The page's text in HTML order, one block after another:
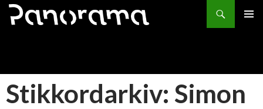
Søk
HOPP
Stikkordarkiv: Simon